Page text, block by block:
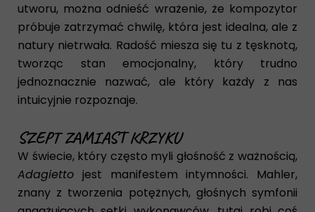
utworu, można odnieść wrażenie, że kompozytor
próbuje zatrzymać chwilę, która jest idealna, ale z
natury nietrwała. Radość miesza się tu z tęsknotą,
tworząc stan emocjonalny, który trudno
jednoznacznie nazwać, ale który każdy z nas
intuicyjnie rozpoznaje.
SZEPT ZAMIAST KRZYKU
W świecie, który często myli głośność z ważnością,
Adagietto jest manifestem intymności. Mahler,
znany z tworzenia potężnych, głośnych symfonii